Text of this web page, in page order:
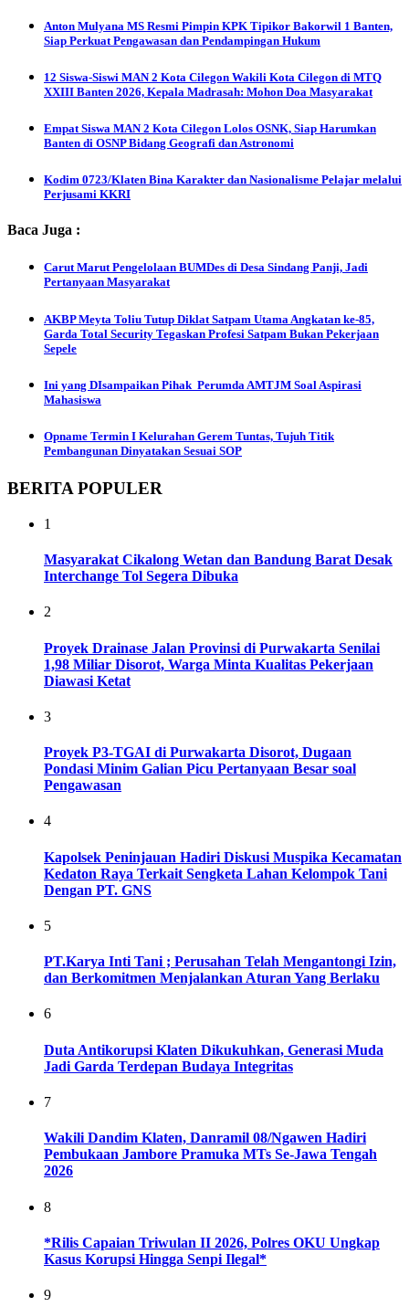
Anton Mulyana MS Resmi Pimpin KPK Tipikor Bakorwil 1 Banten,
Siap Perkuat Pengawasan dan Pendampingan Hukum
12 Siswa-Siswi MAN 2 Kota Cilegon Wakili Kota Cilegon di MTQ
XXIII Banten 2026, Kepala Madrasah: Mohon Doa Masyarakat
Empat Siswa MAN 2 Kota Cilegon Lolos OSNK, Siap Harumkan
Banten di OSNP Bidang Geografi dan Astronomi
Kodim 0723/Klaten Bina Karakter dan Nasionalisme Pelajar melalui
Perjusami KKRI
Baca Juga :
Carut Marut Pengelolaan BUMDes di Desa Sindang Panji, Jadi
Pertanyaan Masyarakat
AKBP Meyta Toliu Tutup Diklat Satpam Utama Angkatan ke-85,
Garda Total Security Tegaskan Profesi Satpam Bukan Pekerjaan
Sepele
Ini yang DIsampaikan Pihak Perumda AMTJM Soal Aspirasi
Mahasiswa
Opname Termin I Kelurahan Gerem Tuntas, Tujuh Titik
Pembangunan Dinyatakan Sesuai SOP
BERITA POPULER
1
Masyarakat Cikalong Wetan dan Bandung Barat Desak
Interchange Tol Segera Dibuka
2
Proyek Drainase Jalan Provinsi di Purwakarta Senilai
1,98 Miliar Disorot, Warga Minta Kualitas Pekerjaan
Diawasi Ketat
3
Proyek P3-TGAI di Purwakarta Disorot, Dugaan
Pondasi Minim Galian Picu Pertanyaan Besar soal
Pengawasan
4
Kapolsek Peninjauan Hadiri Diskusi Muspika Kecamatan
Kedaton Raya Terkait Sengketa Lahan Kelompok Tani
Dengan PT. GNS
5
PT.Karya Inti Tani ; Perusahan Telah Mengantongi Izin,
dan Berkomitmen Menjalankan Aturan Yang Berlaku
6
Duta Antikorupsi Klaten Dikukuhkan, Generasi Muda
Jadi Garda Terdepan Budaya Integritas
7
Wakili Dandim Klaten, Danramil 08/Ngawen Hadiri
Pembukaan Jambore Pramuka MTs Se-Jawa Tengah
2026
8
*Rilis Capaian Triwulan II 2026, Polres OKU Ungkap
Kasus Korupsi Hingga Senpi Ilegal*
9